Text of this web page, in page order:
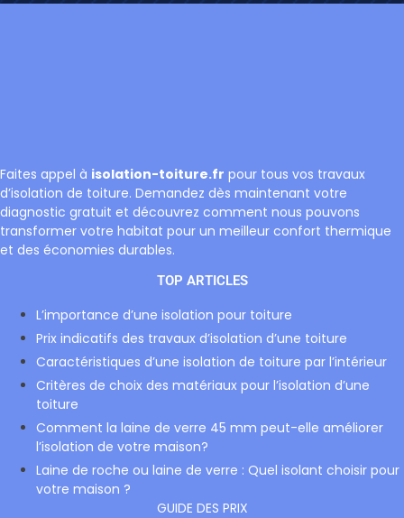
Faites appel à isolation-toiture.fr pour tous vos travaux
d’isolation de toiture. Demandez dès maintenant votre
diagnostic gratuit et découvrez comment nous pouvons
transformer votre habitat pour un meilleur confort thermique
et des économies durables.
TOP ARTICLES
L’importance d’une isolation pour toiture
Prix indicatifs des travaux d’isolation d’une toiture
Caractéristiques d’une isolation de toiture par l’intérieur
Critères de choix des matériaux pour l’isolation d’une
toiture
Comment la laine de verre 45 mm peut-elle améliorer
l’isolation de votre maison?
Laine de roche ou laine de verre : Quel isolant choisir pour
votre maison ?
GUIDE DES PRIX